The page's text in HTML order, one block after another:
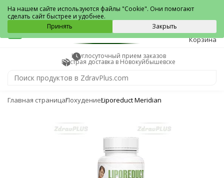
Новокуйбышевск
0
Корзина
Круглосуточный прием заказов
Быстрая доставка в Новокуйбышевске
Главная страницаПохудениеLiporeduct Meridian
На нашем сайте используются файлы "Cookie". Они помогают
сделать сайт быстрее и удобнее.
Принять
Закрыть